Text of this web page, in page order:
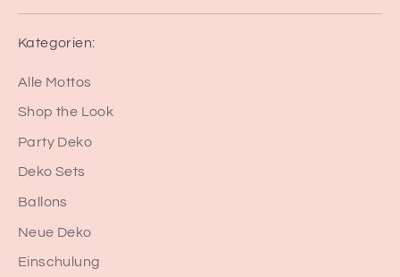
Kategorien:
Alle Mottos
Shop the Look
Party Deko
Deko Sets
Ballons
Neue Deko
Einschulung